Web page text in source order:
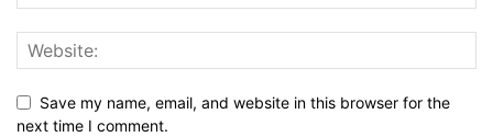
Save my name, email, and website in this browser for the
next time I comment.